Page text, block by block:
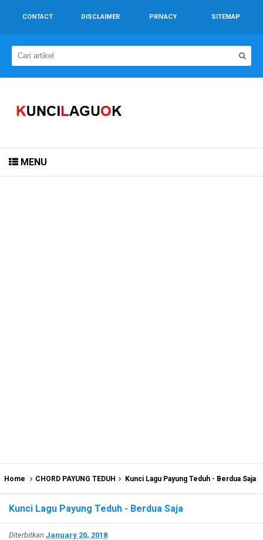
CONTACT DISCLAIMER PRIVACY SITEMAP
MENU
Home CHORD PAYUNG TEDUH Kunci Lagu Payung Teduh - Berdua Saja
Kunci Lagu Payung Teduh - Berdua Saja
Diterbitkan January 20, 2018